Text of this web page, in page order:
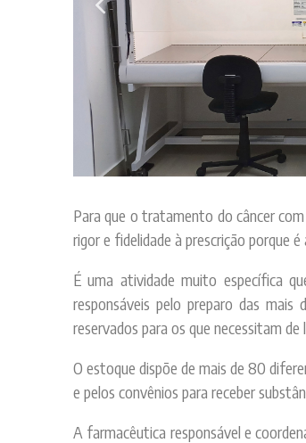
Para que o tratamento do câncer
rigor e fidelidade à prescrição porque
É uma atividade muito específica
responsáveis pelo preparo das
reservados para os que necessitam
O estoque dispõe de mais de 80
e pelos convênios para receber
A farmacêutica responsável e